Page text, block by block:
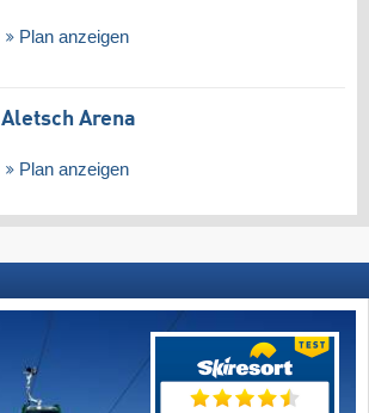
Plan anzeigen
Aletsch Arena
Plan anzeigen